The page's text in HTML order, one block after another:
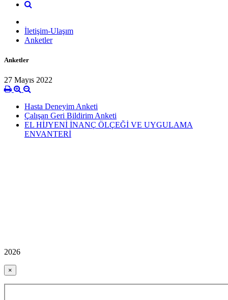
İletişim-Ulaşım
Anketler
Anketler
27 Mayıs 2022
Hasta Deneyim Anketi
Çalışan Geri Bildirim Anketi
EL HİJYENİ İNANÇ ÖLÇEĞİ VE UYGULAMA
ENVANTERİ
2026
×